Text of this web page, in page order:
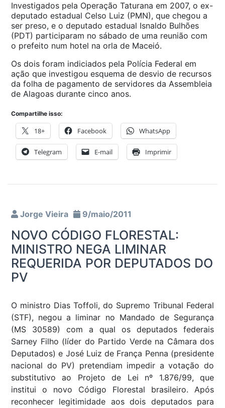
Investigados pela Operação Taturana em 2007, o ex-
deputado estadual Celso Luiz (PMN), que chegou a
ser preso, e o deputado estadual Isnaldo Bulhões
(PDT) participaram no sábado de uma reunião com
o prefeito num hotel na orla de Maceió.
Os dois foram indiciados pela Polícia Federal em
ação que investigou esquema de desvio de recursos
da folha de pagamento de servidores da Assembleia
de Alagoas durante cinco anos.
Compartilhe isso:
18+ Facebook WhatsApp
Telegram E-mail Imprimir
Jorge Vieira 9/maio/2011
NOVO CÓDIGO FLORESTAL:
MINISTRO NEGA LIMINAR
REQUERIDA POR DEPUTADOS DO
PV
O ministro Dias Toffoli, do Supremo Tribunal Federal
(STF), negou a liminar no Mandado de Segurança
(MS 30589) com a qual os deputados federais
Sarney Filho (líder do Partido Verde na Câmara dos
Deputados) e José Luiz de França Penna (presidente
nacional do PV) pretendiam impedir a votação do
substitutivo ao Projeto de Lei nº 1.876/99, que
institui o novo Código Florestal brasileiro. Após
reconhecer legitimidade aos dois deputados para